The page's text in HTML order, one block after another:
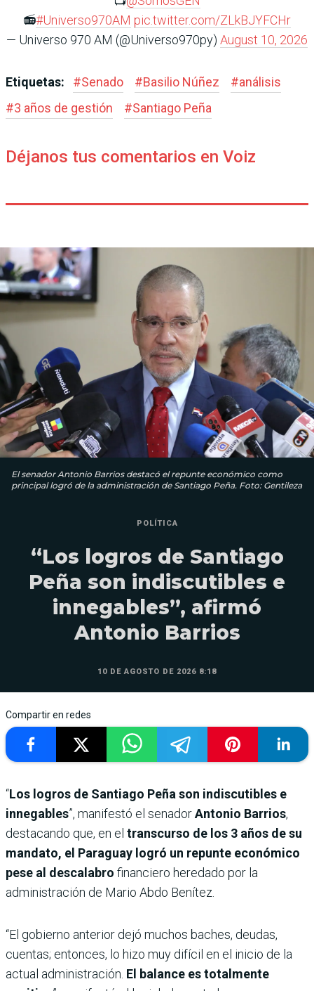
📻#Universo970AM pic.twitter.com/ZLkBJYFCHr
— Universo 970 AM (@Universo970py) August 10, 2026
Etiquetas: #Senado #Basilio Núñez #análisis
#3 años de gestión #Santiago Peña
Déjanos tus comentarios en Voiz
El senador Antonio Barrios destacó el repunte económico como
principal logró de la administración de Santiago Peña. Foto: Gentileza
POLÍTICA
“Los logros de Santiago
Peña son indiscutibles e
innegables”, afirmó
Antonio Barrios
10 DE AGOSTO DE 2026 8:18
Compartir en redes
“Los logros de Santiago Peña son indiscutibles e
innegables”, manifestó el senadorAntonio Barrios,
destacando que, en el transcurso de los 3 años de su
mandato, el Paraguay logró un repunte económico
pese al descalabro financiero heredado por la
administración de Mario Abdo Benítez.
“El gobierno anterior dejó muchos baches, deudas,
cuentas; entonces, lo hizo muy difícil en el inicio de la
actual administración. El balance es totalmente